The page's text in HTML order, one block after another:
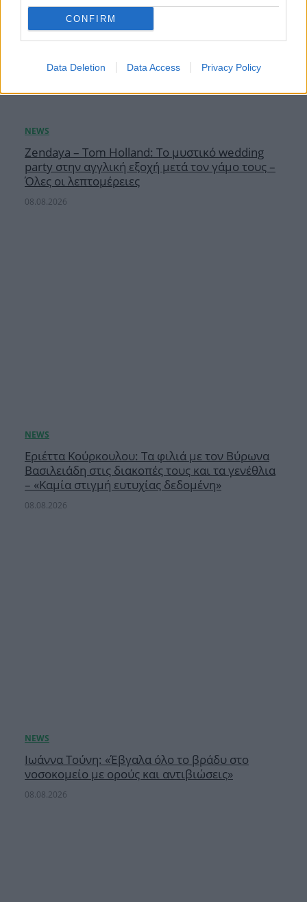
CONFIRM
Data Deletion Data Access Privacy Policy
Zendaya – Tom Holland: Το μυστικό wedding
party στην αγγλική εξοχή μετά τον γάμο τους –
Όλες οι λεπτομέρειες
08.08.2026
Εριέττα Κούρκουλου: Τα φιλιά με τον Βύρωνα
Βασιλειάδη στις διακοπές τους και τα γενέθλια
– «Καμία στιγμή ευτυχίας δεδομένη»
08.08.2026
Ιωάννα Τούνη: «Έβγαλα όλο το βράδυ στο
νοσοκομείο με ορούς και αντιβιώσεις»
08.08.2026